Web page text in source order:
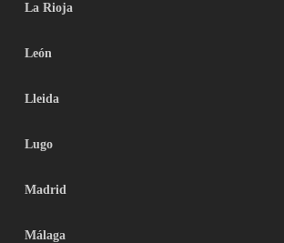
La Rioja
León
Lleida
Lugo
Madrid
Málaga